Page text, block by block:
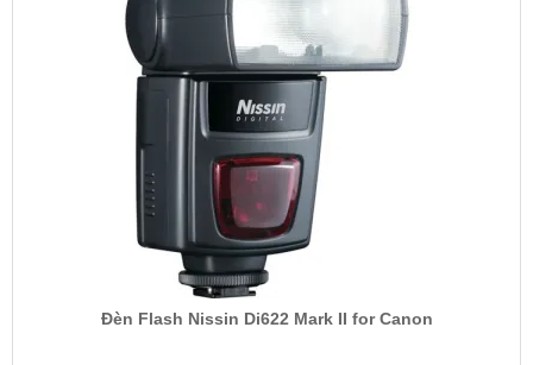
Đèn Flash Nissin Di622 Mark II for Canon